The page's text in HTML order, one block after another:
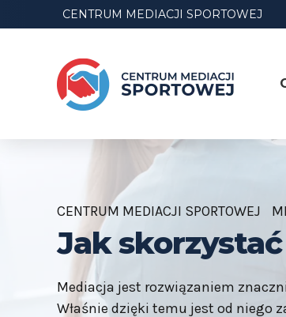
CENTRUM MEDIACJI SPORTOWEJ
CENTRUM MEDIACJI SPORTOWEJ
Jak
Mediacja jest rozwiązaniem
Właśnie dzięki temu jest od niego